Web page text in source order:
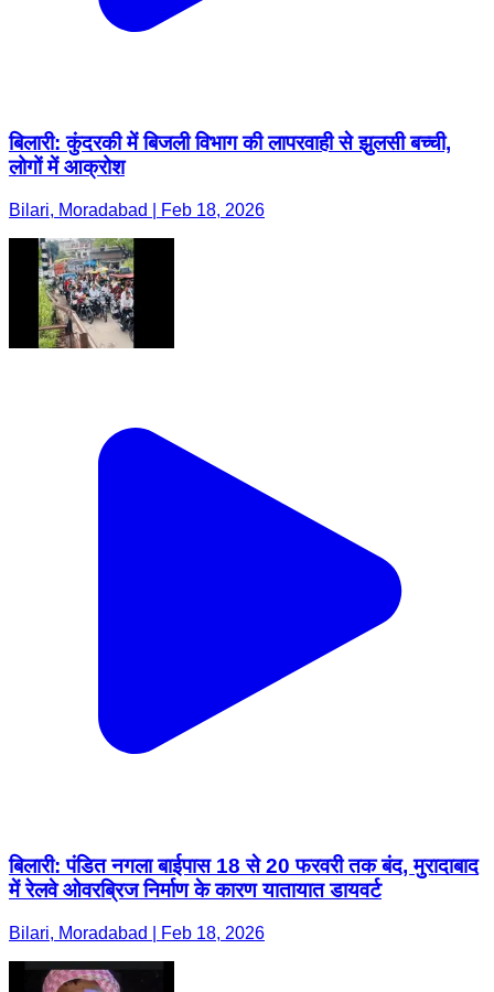
बिलारी: कुंदरकी में बिजली विभाग की लापरवाही से झुलसी बच्ची,
लोगों में आक्रोश
Bilari, Moradabad | Feb 18, 2026
बिलारी: पंडित नगला बाईपास 18 से 20 फरवरी तक बंद, मुरादाबाद
में रेलवे ओवरब्रिज निर्माण के कारण यातायात डायवर्ट
Bilari, Moradabad | Feb 18, 2026